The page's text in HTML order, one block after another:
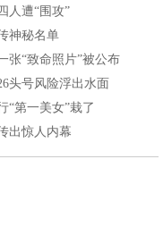
人遭“围攻”
神秘名单
张“致命照片”被公布
头号风险浮出水面
“第一美女”栽了
出惊人内幕